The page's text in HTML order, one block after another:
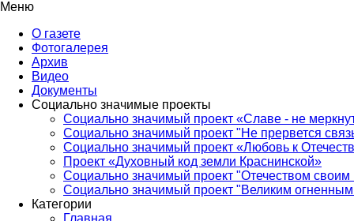
Меню
О газете
Фотогалерея
Архив
Видео
Документы
Социально значимые проекты
Социально значимый проект «Славе - не
Социально значимый проект "Не прервется
Социально значимый проект «Любовь к
Проект «Духовный код земли Краснинской»
Социально значимый проект "Отечеством своим
Социально значимый проект "Великим
Категории
Главная